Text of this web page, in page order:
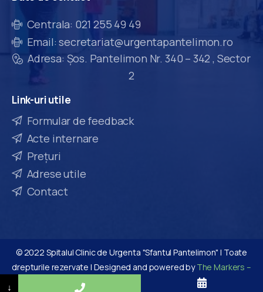
Centrala: 021 255 49 49
Email: secretariat@urgentapantelimon.ro
Adresa: Șos. Pantelimon Nr. 340 – 342 , Sector
2
Link-uriutile
Formular de feedback
Acte internare
Prețuri
Adrese utile
Contact
© 2022 Spitalul Clinic de Urgenta "Sfantul Pantelimon" | Toate
drepturile rezervate | Designed and powered byThe Markers –
agentie de marketing online full service
↓